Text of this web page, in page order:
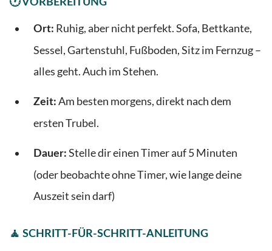
🕐 VORBEREITUNG
Ort: Ruhig, aber nicht perfekt. Sofa, Bettkante,
Sessel, Gartenstuhl, Fußboden, Sitz im Fernzug –
alles geht. Auch im Stehen.
Zeit: Am besten morgens, direkt nach dem
ersten Trubel.
Dauer: Stelle dir einen Timer auf 5 Minuten
(oder beobachte ohne Timer, wie lange deine
Auszeit sein darf)
🧘 SCHRITT-FÜR-SCHRITT-ANLEITUNG